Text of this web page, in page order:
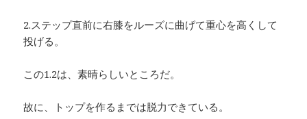
2.ステップ直前に右膝をルーズに曲げて重心を高くして
投げる。
この1.2は、素晴らしいところだ。
故に、トップを作るまでは脱力できている。